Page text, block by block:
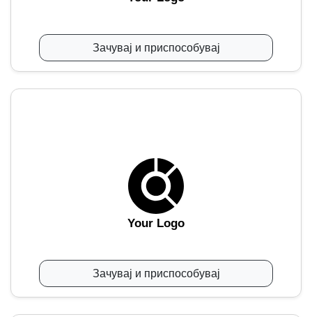
Зачувај и приспособувај
Your Logo
Зачувај и приспособувај